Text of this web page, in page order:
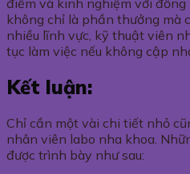
điểm và kinh nghiệm với
không chỉ là phần thưởng mà
nhiều lĩnh vực, kỹ thuật viên
tục làm việc nếu không cập
Kết luận:
Chỉ cần một vài chi tiết nhỏ
nhân viên labo nha khoa.
được trình bày như sau: